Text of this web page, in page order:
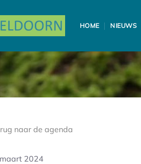
HOME NIEUWS
naar de agenda
2024